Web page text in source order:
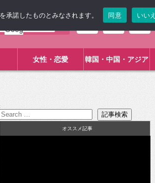
女性・恋愛 韓国・中国・アジア
オススメ記事
諾したものとみなされます。 同意 いいえ